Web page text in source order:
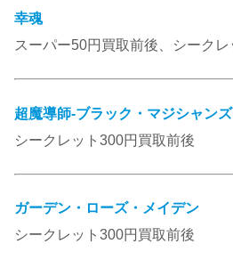
幸魂
スーパー50円買取前後、シーク
超魔導師-ブラック・マジシャンズ
シークレット300円買取前後
ガーデン・ローズ・メイデン
シークレット300円買取前後